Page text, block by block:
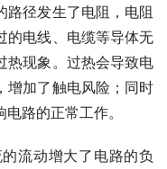
路径发生了电阻，电阻
的电线、电缆等导体无
热现象。过热会导致电
增加了触电风险；同时
路的正常工作。
流动增大了电路的负